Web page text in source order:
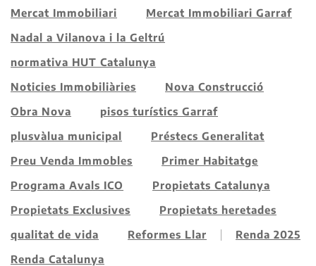
Mercat Immobiliari
Mercat Immobiliari Garraf
Nadal a Vilanova i la Geltrú
normativa HUT Catalunya
Noticies Immobiliàries
Nova Construcció
Obra Nova
pisos turístics Garraf
plusvàlua municipal
Préstecs Generalitat
Preu Venda Immobles
Primer Habitatge
Programa Avals ICO
Propietats Catalunya
Propietats Exclusives
Propietats heretades
qualitat de vida
Reformes Llar
Renda 2025
Renda Catalunya